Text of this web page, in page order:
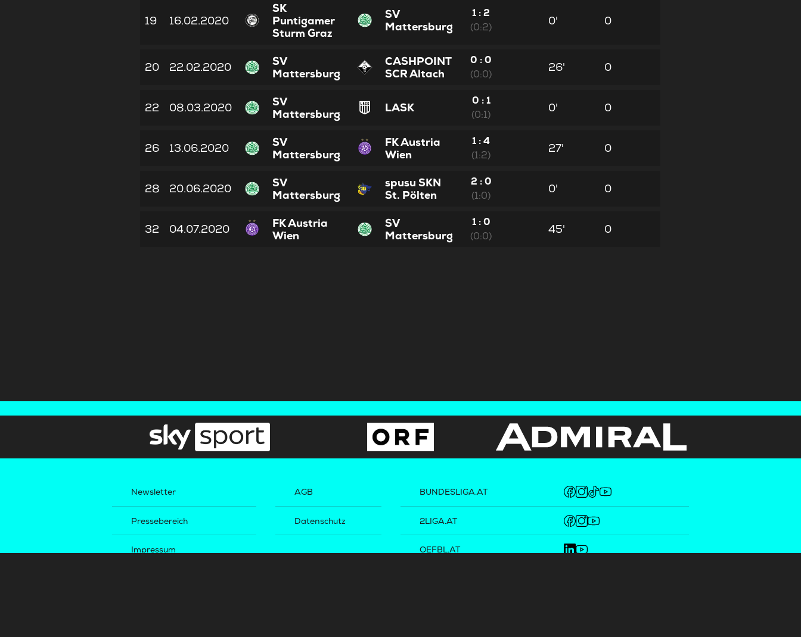
19 16.02.2020
SK
Puntigamer
Sturm Graz
SV
Mattersburg
1 : 2
(0:2)
0' 0
20 22.02.2020
SV
Mattersburg
CASHPOINT
SCR Altach
0 : 0
(0:0)
26' 0
22 08.03.2020
SV
Mattersburg
LASK
0 : 1
(0:1)
0' 0
26 13.06.2020
SV
Mattersburg
FK Austria
Wien
1 : 4
(1:2)
27' 0
28 20.06.2020
SV
Mattersburg
spusu SKN
St. Pölten
2 : 0
(1:0)
0' 0
32 04.07.2020
FK Austria
Wien
SV
Mattersburg
1 : 0
(0:0)
45' 0
Newsletter
Pressebereich
Impressum
AGB
Datenschutz
BUNDESLIGA.AT
2LIGA.AT
OEFBL.AT